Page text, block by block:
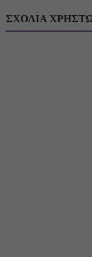
ΣΧΟΛΙΑ